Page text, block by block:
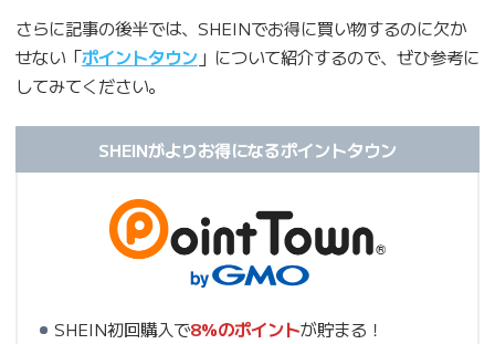
さらに記事の後半では、SHEINでお得に買い物するのに欠か
せない「ポイントタウン」について紹介するので、ぜひ参考に
してみてください。
SHEINがよりお得になるポイントタウン
SHEIN初回購入で8%のポイントが貯まる！